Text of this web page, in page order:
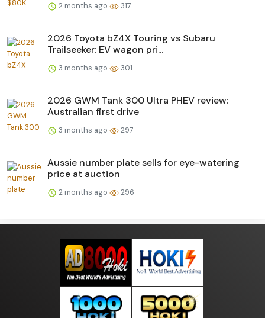
2 months ago 317
2026 Toyota bZ4X Touring vs Subaru
Trailseeker: EV wagon pri...
3 months ago 301
2026 GWM Tank 300 Ultra PHEV review:
Australian first drive
3 months ago 297
Aussie number plate sells for eye-watering
price at auction
2 months ago 296